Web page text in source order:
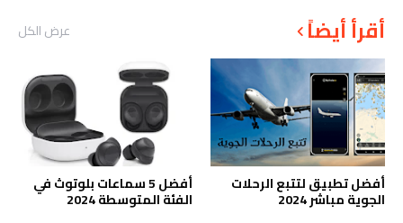
أقرأ أيضاً عرض الكل
أفضل تطبيق لتتبع الرحلات
الجوية مباشر 2024
أفضل 5 سماعات بلوتوث في
الفئة المتوسطة 2024